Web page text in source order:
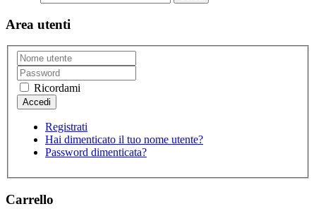
Area utenti
Ricordami
Registrati
Hai dimenticato il tuo nome utente?
Password dimenticata?
Carrello